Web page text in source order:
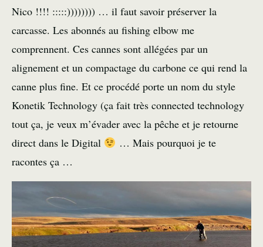
Nico !!!! :::::)))))))) … il faut savoir préserver la
carcasse. Les abonnés au fishing elbow me
comprennent. Ces cannes sont allégées par un
alignement et un compactage du carbone ce qui rend la
canne plus fine. Et ce procédé porte un nom du style
Konetik Technology (ça fait très connected technology
tout ça, je veux m’évader avec la pêche et je retourne
direct dans le Digital
… Mais pourquoi je te
racontes ça …